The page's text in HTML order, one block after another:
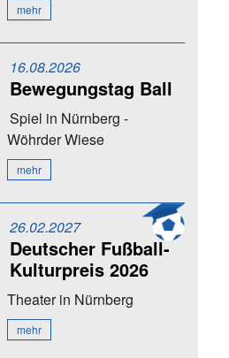
mehr
16.08.2026
Bewegungstag Ball
Spiel in Nürnberg -
Wöhrder Wiese
mehr
26.02.2027
Deutscher Fußball-
Kulturpreis 2026
Theaterin Nürnberg
mehr